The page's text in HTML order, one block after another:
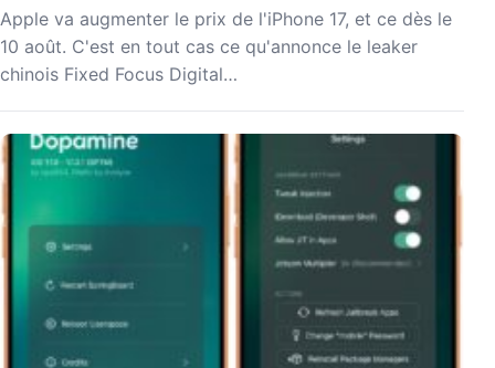
Apple va augmenter le prix de l'iPhone 17, et ce dès le
10 août. C'est en tout cas ce qu'annonce le leaker
chinois Fixed Focus Digital…